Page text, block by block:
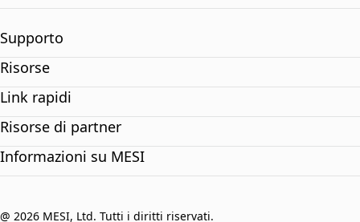
Supporto
Risorse
Link rapidi
Risorse di partner
Informazioni su MESI
@ 2026 MESI, Ltd. Tutti i diritti riservati.